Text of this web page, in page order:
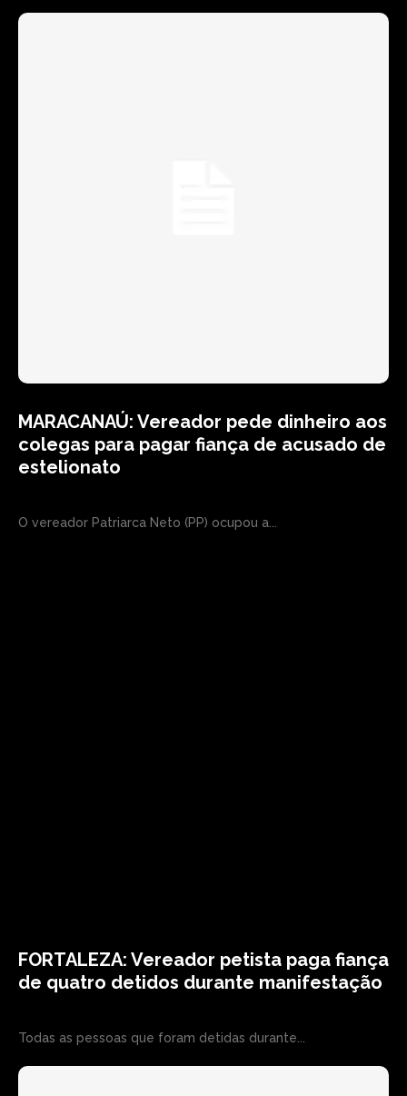
MARACANAÚ: Vereador pede dinheiro aos
colegas para pagar fiança de acusado de
estelionato
O vereador Patriarca Neto (PP) ocupou a...
FORTALEZA: Vereador petista paga fiança
de quatro detidos durante manifestação
Todas as pessoas que foram detidas durante...